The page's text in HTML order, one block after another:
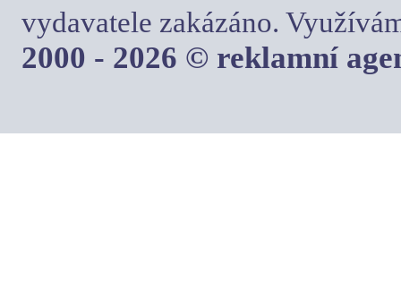
vydavatele zakázáno.
2000 - 2026 © reklamní